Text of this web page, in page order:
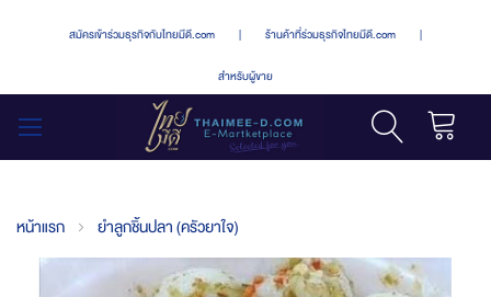
สมัครเข้าร่วมธุรกิจกับไทยมีดี.com | ร้านค้าที่ร่วมธุรกิจไทยมีดี.com |
สำหรับผู้ขาย
หน้าแรก ยำลูกชิ้นปลา (ครัวยาใจ)
Skip